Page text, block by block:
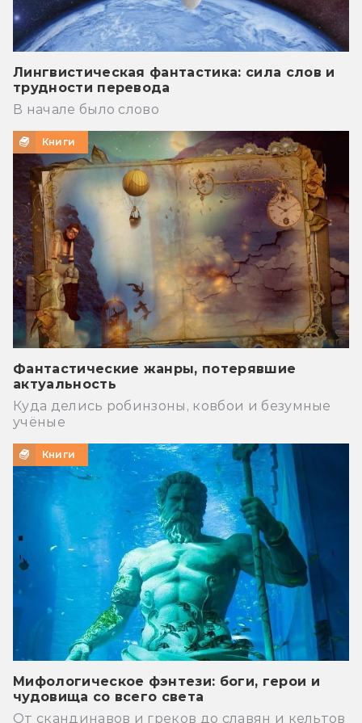
Лингвистическая фантастика: сила слов и
трудности перевода
В начале было слово
Книги
Фантастические жанры, потерявшие
актуальность
Куда делись робинзоны, ковбои и безумные
учёные
Книги
Мифологическое фэнтези: боги, герои и
чудовища со всего света
От скандинавов и греков до славян и кельтов